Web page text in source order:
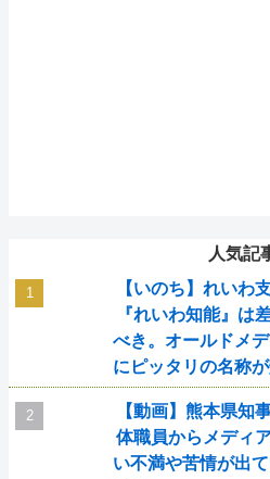
人気記
【いのち】れいわ
『れいわ知能』は
べき。オールドメ
にピッタリの名称
【動画】熊本県知
体職員からメディ
い不満や苦情が出